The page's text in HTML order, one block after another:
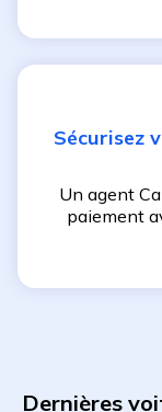
Sécurisez
Un agent
paiement
Dernières